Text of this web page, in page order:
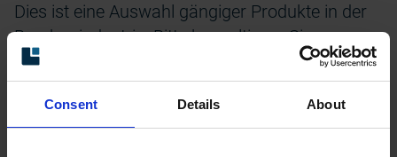
Consent Details About
Dies ist eine Auswahl gängiger Produkte in der
Bergbauindustrie. Bittekonsultieren Sie uns, um
die beste Lösung für Ihre Anwendung zu finden.